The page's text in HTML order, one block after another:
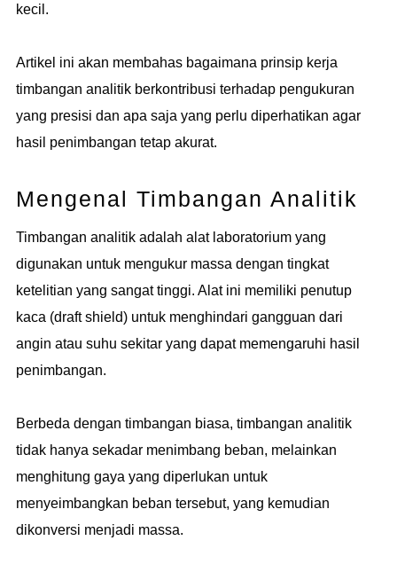
kecil.
Artikel ini akan membahas bagaimana prinsip kerja
timbangan analitik berkontribusi terhadap pengukuran
yang presisi dan apa saja yang perlu diperhatikan agar
hasil penimbangan tetap akurat.
Mengenal Timbangan Analitik
Timbangan analitik adalah alat laboratorium yang
digunakan untuk mengukur massa dengan tingkat
ketelitian yang sangat tinggi. Alat ini memiliki penutup
kaca (draft shield) untuk menghindari gangguan dari
angin atau suhu sekitar yang dapat memengaruhi hasil
penimbangan.
Berbeda dengan timbangan biasa, timbangan analitik
tidak hanya sekadar menimbang beban, melainkan
menghitung gaya yang diperlukan untuk
menyeimbangkan beban tersebut, yang kemudian
dikonversi menjadi massa.